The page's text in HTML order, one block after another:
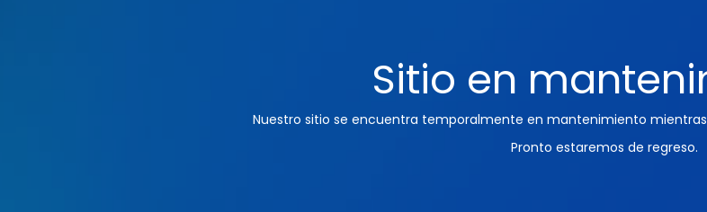
Sitio en
Nuestro sitio se encuentra temporalmente en mantenimiento
Pronto estaremos de regreso.